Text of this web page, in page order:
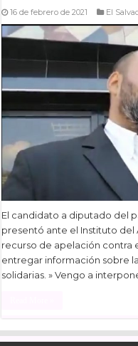
16 de febrero de 2021 El
El candidato a diputado del
presentó ante el Instituto del
recurso de apelación contra
entregar información sobre
solidarias. » Vengo a